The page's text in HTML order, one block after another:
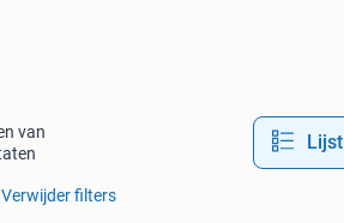
van
Lijst
Verwijder filters